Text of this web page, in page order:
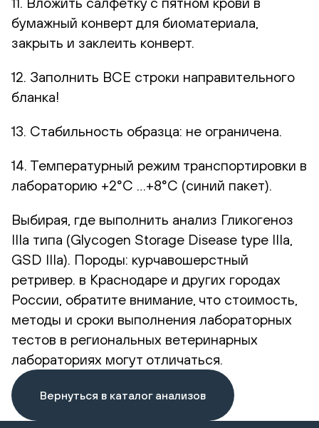
бумажный конверт для биоматериала,
закрыть и заклеить конверт.
12. Заполнить ВСЕ строки направительного
бланка!
13. Стабильность образца: не ограничена.
14. Температурный режим транспортировки в
лабораторию +2°С …+8°С (синий пакет).
Выбирая, где выполнить анализ Гликогеноз
IIIa типа (Glycogen Storage Disease type IIIa,
GSD IIIa). Породы: курчавошерстный
ретривер. в Краснодаре и других городах
России, обратите внимание, что стоимость,
методы и сроки выполнения лабораторных
тестов в региональных ветеринарных
лабораториях могут отличаться.
Вернуться в каталог анализов